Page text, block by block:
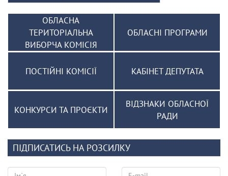
ОБЛАСНА
ТЕРИТОРІАЛЬНА
ВИБОРЧА КОМІСІЯ
ОБЛАСНІ ПРОГРАМИ
ПОСТІЙНІ КОМІСІЇ КАБІНЕТ ДЕПУТАТА
КОНКУРСИ ТА ПРОЄКТИ
ВІДЗНАКИ ОБЛАСНОЇ
РАДИ
ПІДПИСАТИСЬ НА РОЗСИЛКУ